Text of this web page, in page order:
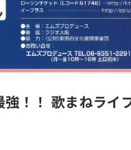
！！ 歌まねライ